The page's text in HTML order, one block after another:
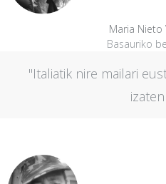
Maria Nieto
Basauriko
"Italiatik nire mailari